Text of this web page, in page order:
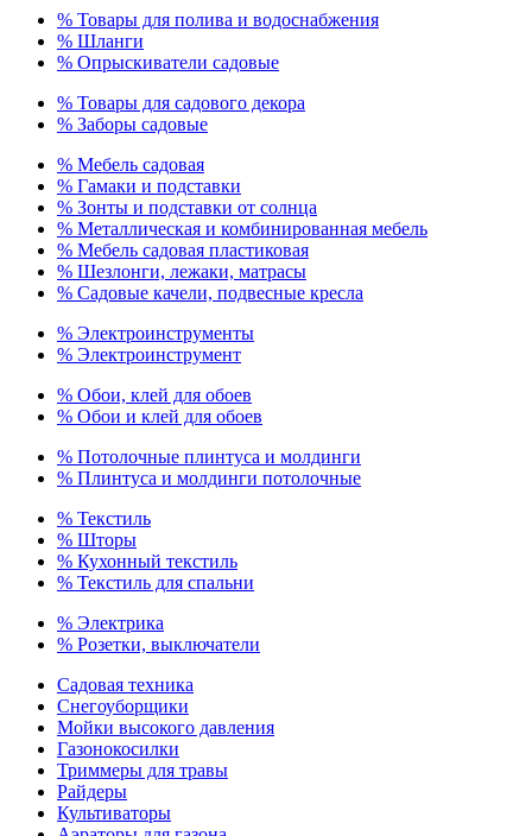
% Товары для полива и водоснабжения
% Шланги
% Опрыскиватели садовые
% Товары для садового декора
% Заборы садовые
% Мебель садовая
% Гамаки и подставки
% Зонты и подставки от солнца
% Металлическая и комбинированная мебель
% Мебель садовая пластиковая
% Шезлонги, лежаки, матрасы
% Садовые качели, подвесные кресла
% Электроинструменты
% Электроинструмент
% Обои, клей для обоев
% Обои и клей для обоев
% Потолочные плинтуса и молдинги
% Плинтуса и молдинги потолочные
% Текстиль
% Шторы
% Кухонный текстиль
% Текстиль для спальни
% Электрика
% Розетки, выключатели
Садовая техника
Снегоуборщики
Мойки высокого давления
Газонокосилки
Триммеры для травы
Райдеры
Культиваторы